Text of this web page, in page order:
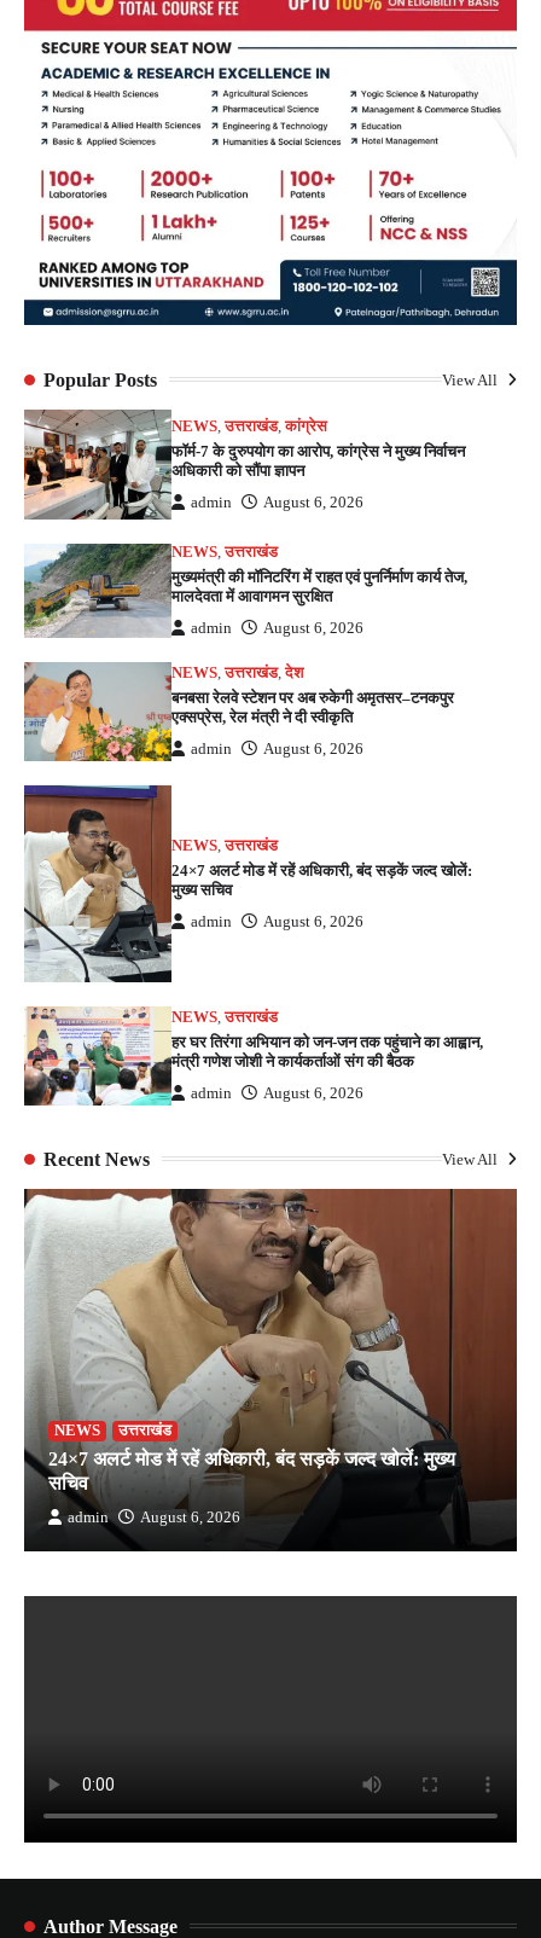
Popular Posts View All
NEWS ,उत्तराखंड,कांग्रेस
फॉर्म-7 के दुरुपयोग का आरोप, कांग्रेस ने मुख्य निर्वाचन
अधिकारी को सौंपा ज्ञापन
admin August 6, 2026
NEWS,उत्तराखंड
मुख्यमंत्री की मॉनिटरिंग में राहत एवं पुनर्निर्माण कार्य तेज,
मालदेवता में आवागमन सुरक्षित
admin August 6, 2026
NEWS,उत्तराखंड,देश
बनबसा रेलवे स्टेशन पर अब रुकेगी अमृतसर–टनकपुर
एक्सप्रेस, रेल मंत्री ने दी स्वीकृति
admin August 6, 2026
NEWS ,उत्तराखंड
24×7 अलर्ट मोड में रहें अधिकारी, बंद सड़कें जल्द खोलें:
मुख्य सचिव
admin August 6, 2026
NEWS,उत्तराखंड
हर घर तिरंगा अभियान को जन-जन तक पहुंचाने का आह्वान,
मंत्री गणेश जोशी ने कार्यकर्ताओं संग की बैठक
admin August 6, 2026
Recent News View All
NEWS उत्तराखंड
24×7 अलर्ट मोड में रहें अधिकारी, बंद सड़कें जल्द खोलें: मुख्य
सचिव
admin August 6, 2026
Author Message